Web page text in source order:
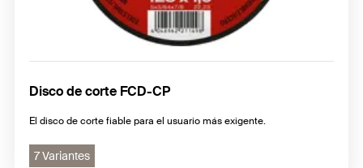
Disco de corte FCD-CP
El disco de corte fiable para el usuario más exigente.
7 Variantes